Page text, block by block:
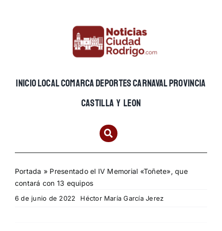
INICIOLOCALCOMARCADEPORTESCARNAVALPROVINCIA
CASTILLA Y LEON
Portada » Presentado el IV Memorial «Toñete», que
contará con 13 equipos
6 de junio de 2022 Héctor María García Jerez